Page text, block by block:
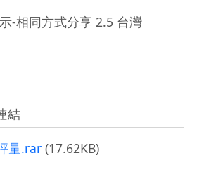
-相同方式分享 2.5 台灣
結
量.rar (17.62KB)